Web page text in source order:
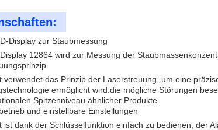
Display zur Staubmessung
12864 wird zur Messung der
verwendet das Prinzip der Laserstreuung, um eine
ermöglicht wird.die mögliche Störungen
Spitzenniveau ähnlicher Produkte.
und einstellbare Einstellungen
ist dank der Schlüsselfunktion einfach zu bedienen, der